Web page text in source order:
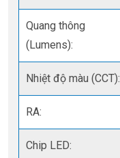
Quang thông
(Lumens):
Nhiệt độ màu (CCT):
RA:
Chip LED: